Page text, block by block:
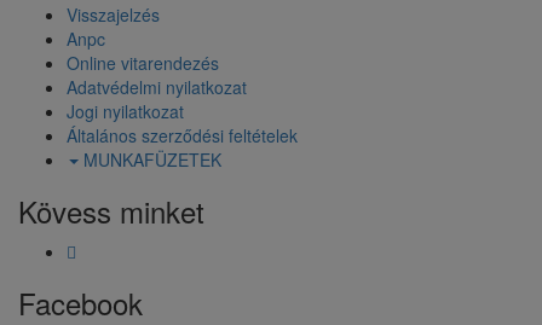
Visszajelzés
Anpc
Online vitarendezés
Adatvédelmi nyilatkozat
Jogi nyilatkozat
Általános szerződési feltételek
MUNKAFÜZETEK
Kövess minket
Facebook